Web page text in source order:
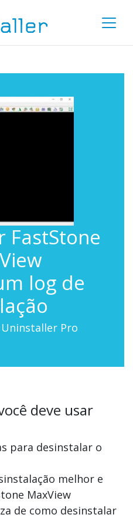
FastStone
log de
Pro
deve usar
para desinstalar o
melhor e
MaxView
de como desinstalar